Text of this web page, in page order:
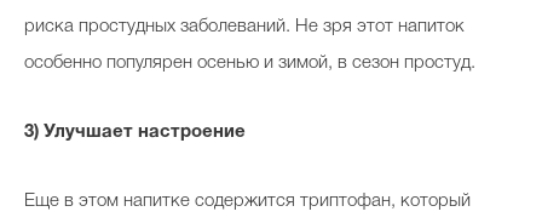
риска простудных заболеваний. Не зря этот напиток
особенно популярен осенью и зимой, в сезон простуд.
3) Улучшает настроение
Еще в этом напитке содержится триптофан, который